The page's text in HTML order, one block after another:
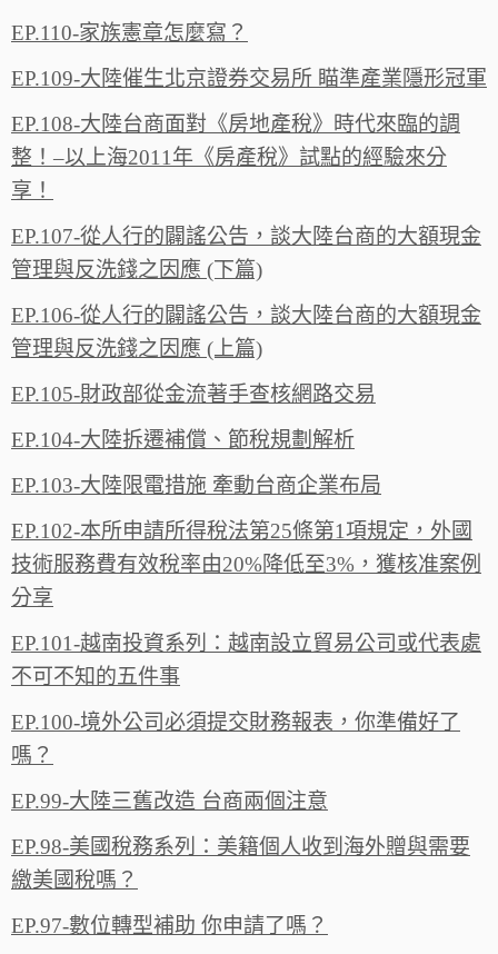
EP.110-家族憲章怎麼寫？
EP.109-大陸催生北京證券交易所 瞄準產業隱形冠軍
EP.108-大陸台商面對《房地產稅》時代來臨的調
整！–以上海2011年《房產稅》試點的經驗來分
享！
EP.107-從人行的闢謠公告，談大陸台商的大額現金
管理與反洗錢之因應 (下篇)
EP.106-從人行的闢謠公告，談大陸台商的大額現金
管理與反洗錢之因應 (上篇)
EP.105-財政部從金流著手查核網路交易
EP.104-大陸拆遷補償、節稅規劃解析
EP.103-大陸限電措施 牽動台商企業布局
EP.102-本所申請所得稅法第25條第1項規定，外國
技術服務費有效稅率由20%降低至3%，獲核准案例
分享
EP.101-越南投資系列：越南設立貿易公司或代表處
不可不知的五件事
EP.100-境外公司必須提交財務報表，你準備好了
嗎？
EP.99-大陸三舊改造 台商兩個注意
EP.98-美國稅務系列：美籍個人收到海外贈與需要
繳美國稅嗎？
EP.97-數位轉型補助 你申請了嗎？